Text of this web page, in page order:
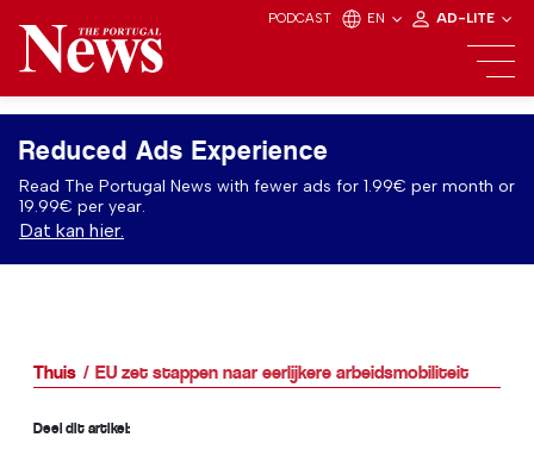
PODCAST EN AD-LITE
Reduced Ads Experience
Read The Portugal News with fewer ads for 1.99€ per month or
19.99€ per year.
Dat kan hier.
Thuis EU zet stappen naar eerlijkere arbeidsmobiliteit
Deel dit artikel: